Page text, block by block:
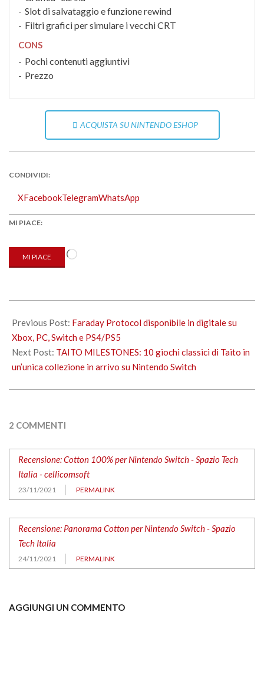
Slot di salvataggio e funzione rewind
Filtri grafici per simulare i vecchi CRT
CONS
Pochi contenuti aggiuntivi
Prezzo
ACQUISTA SU NINTENDO ESHOP
CONDIVIDI:
XFacebookTelegramWhatsApp
MI PIACE:
MI PIACE
Caricamento
11-
23
Previous Post: Faraday Protocol disponibile in digitale su
Xbox, PC, Switch e PS4/PS5
Next Post: TAITO MILESTONES: 10 giochi classici di Taito in
un’unica collezione in arrivo su Nintendo Switch
2 COMMENTI
Recensione: Cotton 100% per Nintendo Switch - Spazio Tech
Italia - cellicomsoft
23/11/2021 PERMALINK
Recensione: Panorama Cotton per Nintendo Switch - Spazio
Tech Italia
24/11/2021 PERMALINK
AGGIUNGI UN COMMENTO